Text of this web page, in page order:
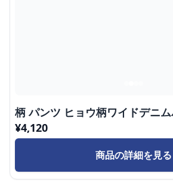
柄 パンツ ヒョウ柄ワイドデニ
¥4,120
商品の詳細を見る